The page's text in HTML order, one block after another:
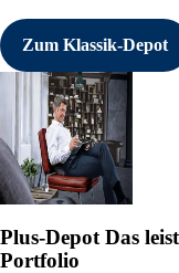
Zum Klassik-Depot
Plus-Depot Das
Portfolio